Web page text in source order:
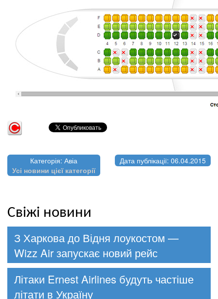
Категорія: Авіа
Усі новини цієї категорії
Дата публікації: 06.04.2015
Свіжі новини
З Харкова до Відня лоукостом —
Wizz Air запускає новий рейс
Літаки Ernest Airlines будуть частіше
літати в Україну